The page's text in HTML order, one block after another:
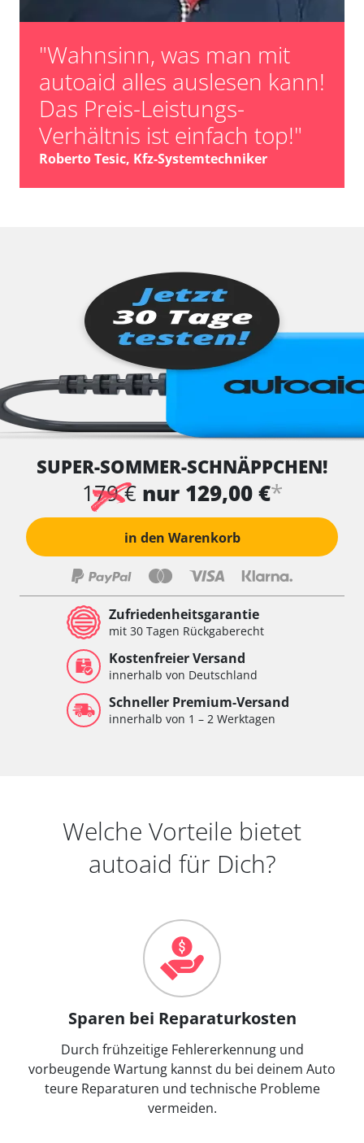
"Wahnsinn, was man mit
autoaid alles auslesen kann!
Das Preis-Leistungs-
Verhältnis ist einfach top!"
Roberto Tesic, Kfz-Systemtechniker
SUPER-SOMMER-SCHNÄPPCHEN!
179 € nur 129,00 €*
in den Warenkorb
Zufriedenheitsgarantie
mit 30 Tagen Rückgaberecht
Kostenfreier Versand
innerhalb von Deutschland
Schneller Premium-Versand
innerhalb von 1 – 2 Werktagen
Welche Vorteile bietet
autoaid für Dich?
Sparen bei Reparaturkosten
Durch frühzeitige Fehlererkennung und
vorbeugende Wartung kannst du bei deinem Auto
teure Reparaturen und technische Probleme
vermeiden.